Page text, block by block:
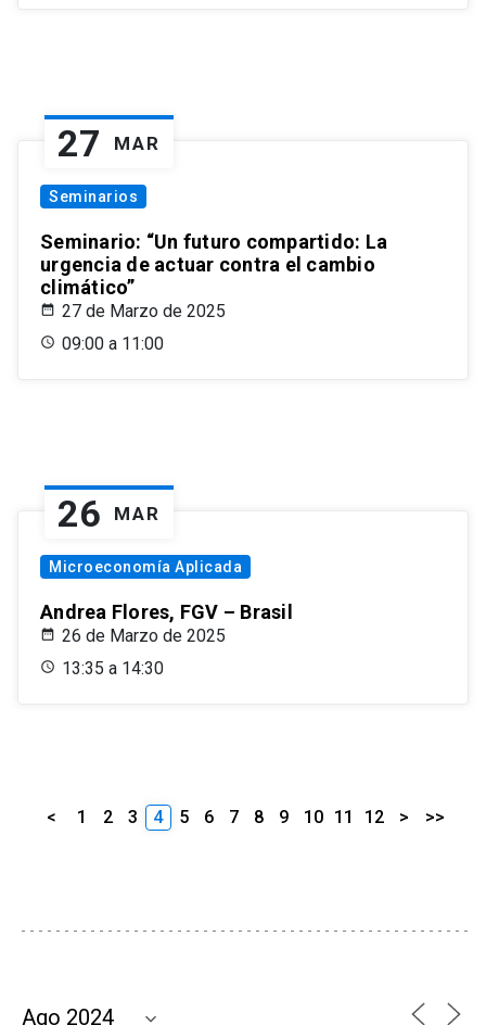
27 MAR
Seminarios
Seminario: “Un futuro compartido: La
urgencia de actuar contra el cambio
climático”
27 de Marzo de 2025
09:00 a 11:00
26 MAR
Microeconomía Aplicada
Andrea Flores, FGV – Brasil
26 de Marzo de 2025
13:35 a 14:30
< 1 2 3 4 5 6 7 8 9 10 11 12 > >>